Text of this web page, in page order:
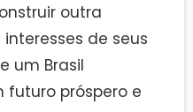
outra
de seus
um Brasil
próspero e